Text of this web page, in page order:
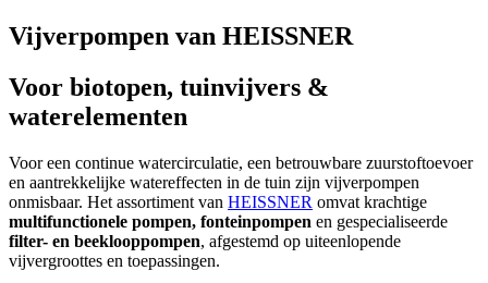
Vijverpompen van HEISSNER
Voor biotopen, tuinvijvers &
waterelementen
Voor een continue watercirculatie, een betrouwbare zuurstoftoevoer
en aantrekkelijke watereffecten in de tuin zijn vijverpompen
onmisbaar. Het assortiment van HEISSNER omvat krachtige
multifunctionele pompen, fonteinpompen en gespecialiseerde
filter- en beeklooppompen, afgestemd op uiteenlopende
vijvergroottes en toepassingen.